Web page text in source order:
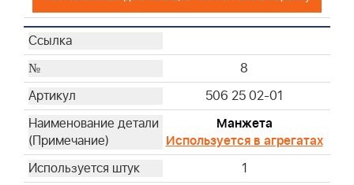
8
506 25 02-01
Манжета
Используется в агрегатах
1